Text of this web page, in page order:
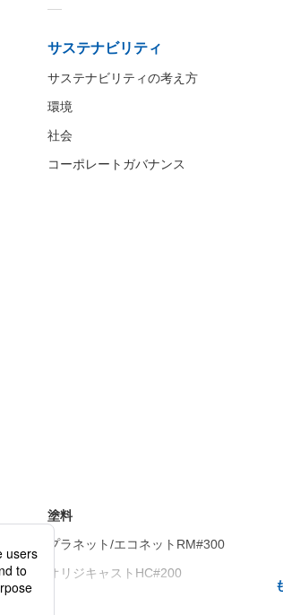
サステナビリティ
サステナビリティの考え方
環境
社会
コーポレートガバナンス
塗料
プラネット/エコネットRM#300
オリジキャストHC#200